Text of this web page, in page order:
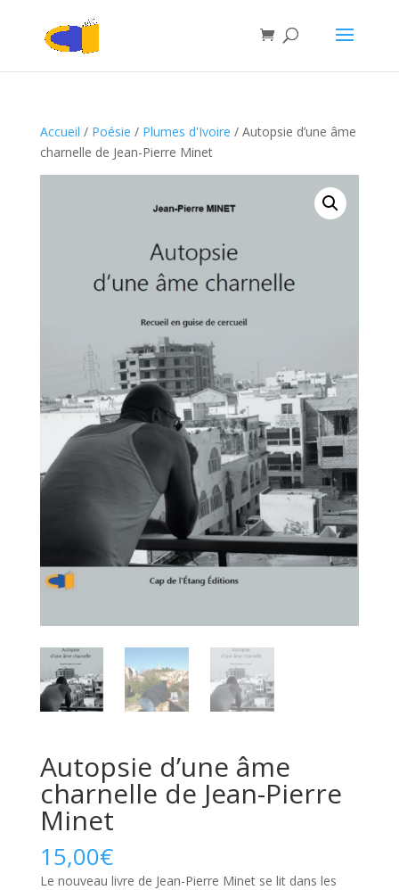
Accueil / Poésie / Plumes d'Ivoire / Autopsie d’une âme
charnelle de Jean-Pierre Minet
Autopsie d’une âme
charnelle de Jean-Pierre
Minet
15,00€
Le nouveau livre de Jean-Pierre Minet se lit dans les